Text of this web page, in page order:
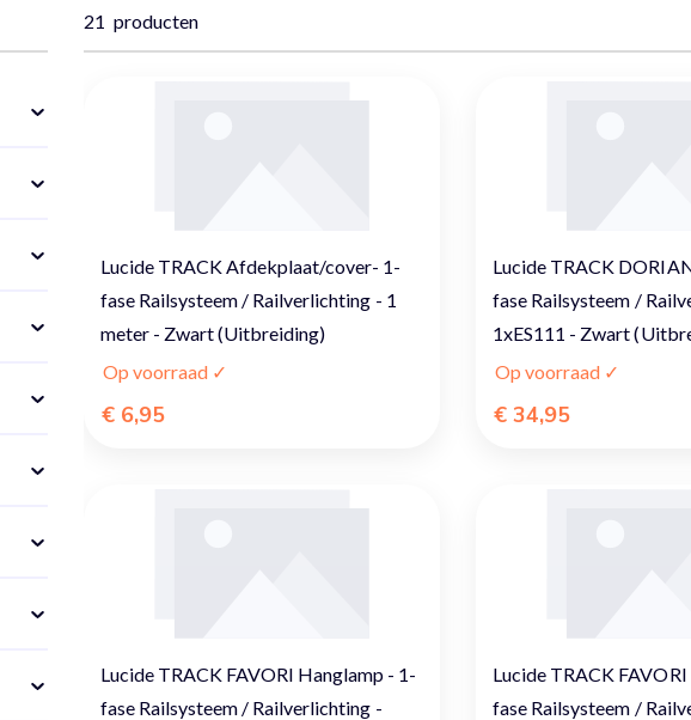
21 producten
Lucide TRACK Afdekplaat/cover- 1-
fase Railsysteem / Railverlichting - 1
meter - Zwart (Uitbreiding)
Op voorraad ✓
€ 6,95
Lucide TRACK
fase Railsysteem /
1xES111 - Zwart
Op voorraad ✓
€ 34,95
Lucide TRACK FAVORI Hanglamp - 1-
fase Railsysteem / Railverlichting -
Lucide TRACK
fase Railsysteem /